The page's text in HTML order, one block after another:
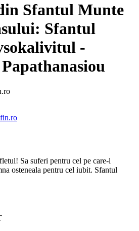
Sfantul Munte
Sfantul
-
Sa suferi pentru cel pe care-l
osteneala pentru cel iubit. Sfantul